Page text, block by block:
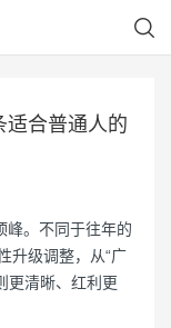
适合普通人的
峰。不同于往年的
升级调整，从“广
更清晰、红利更